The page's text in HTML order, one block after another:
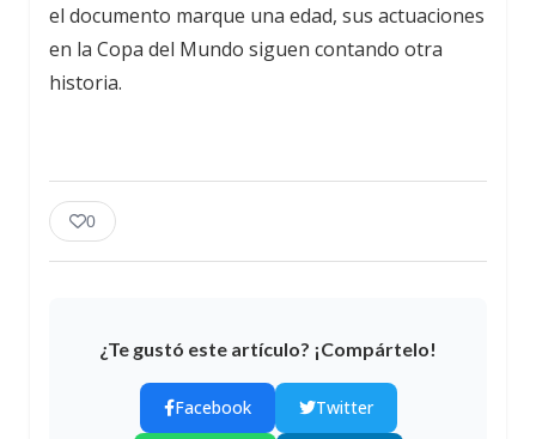
el documento marque una edad, sus actuaciones
en la Copa del Mundo siguen contando otra
historia.
0
¿Te gustó este artículo? ¡Compártelo!
Facebook Twitter